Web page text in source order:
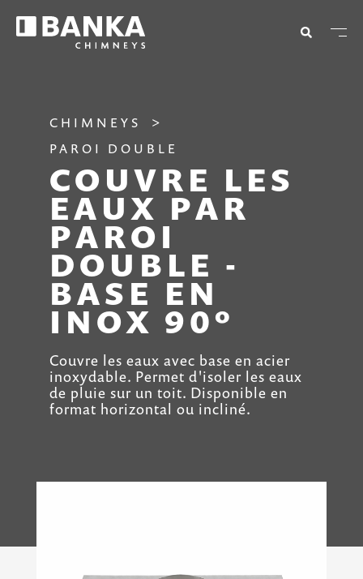
CHIMNEYS
PAROI DOUBLE
COUVRE LES
EAUX PAR
PAROI
DOUBLE -
BASE EN
INOX 90º
Couvre les eaux avec base en acier
inoxydable. Permet d'isoler les eaux
de pluie sur un toit. Disponible en
format horizontal ou incliné.